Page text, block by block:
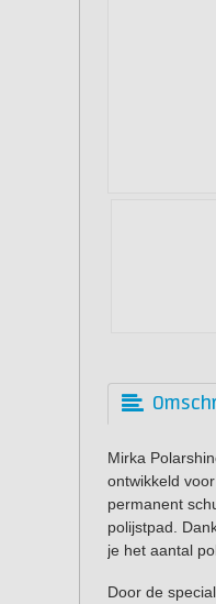
Mirka
ontwikkeld
permanent
polijstpad.
je het aantal
Door de